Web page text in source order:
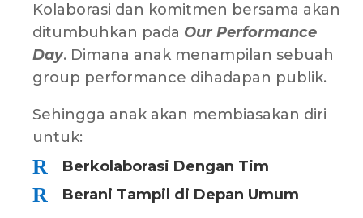
Kolaborasi dan komitmen bersama akan
ditumbuhkan pada Our Performance
Day. Dimana anak menampilan sebuah
group performance dihadapan publik.
Sehingga anak akan membiasakan diri
untuk:
R Berkolaborasi Dengan Tim
R Berani Tampil di Depan Umum